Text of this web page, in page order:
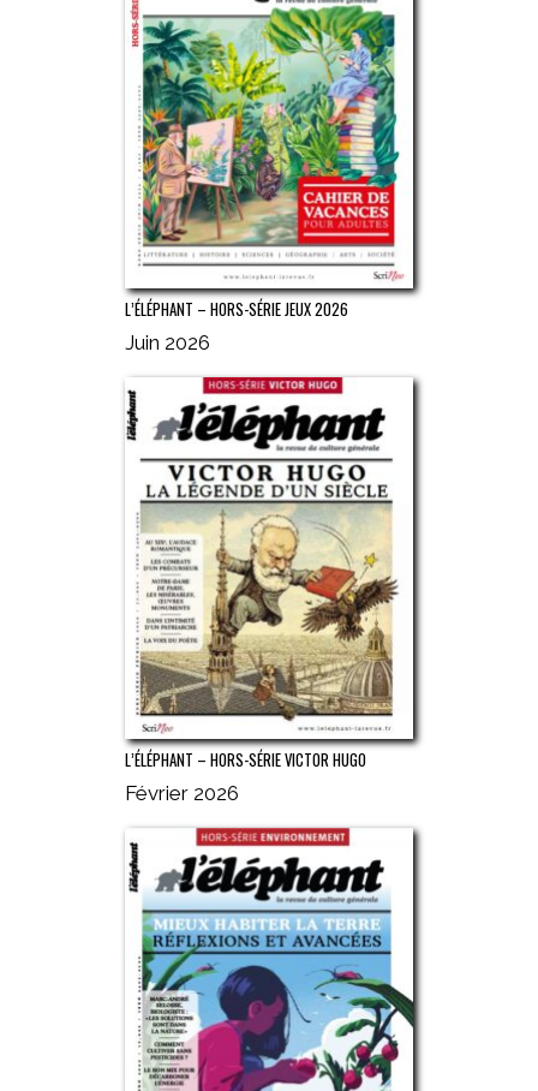
L’ÉLÉPHANT – HORS-SÉRIE JEUX 2026
Juin 2026
L’ÉLÉPHANT – HORS-SÉRIE VICTOR HUGO
Février 2026